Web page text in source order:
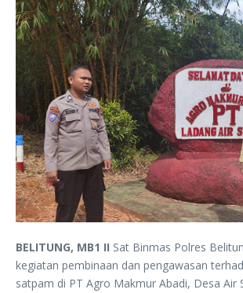
BELITUNG, MB1 II Sat Binmas Polres
kegiatan pembinaan dan pengawasan
satpam di PT Agro Makmur Abadi, Desa Air